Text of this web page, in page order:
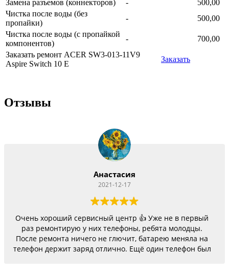
Замена разъемов (коннекторов) -
500,00
Чистка после воды (без
пропайки)
-
500,00
Чистка после воды (с пропайкой
компонентов)
-
700,00
Заказать ремонт ACER SW3-013-11V9
Aspire Switch 10 E
Заказать
Отзывы
Анастасия
2021-12-17
Очень хороший сервисный центр 👍 Уже не в первый
раз ремонтирую у них телефоны, ребята молодцы.
После ремонта ничего не глючит, батарею меняла на
телефон держит заряд отлично. Ещё один телефон был